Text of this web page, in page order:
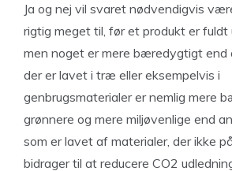
Ja og nej vil svaret nødvendigvis
rigtig meget til, før et produkt er
men noget er mere bæredygtigt end
der er lavet i træ eller eksempelvis i
genbrugsmaterialer er nemlig mere
grønnere og mere miljøvenlige end
som er lavet af materialer, der ikke
bidrager til at reducere CO2